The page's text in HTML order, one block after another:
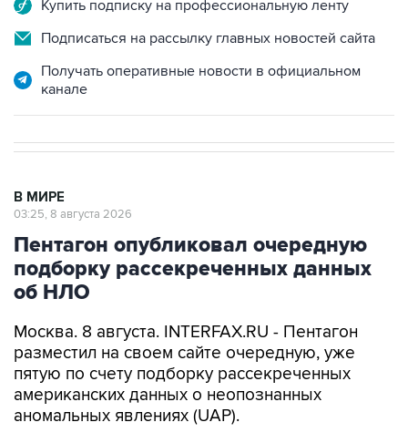
Купить подписку на профессиональную ленту
Подписаться на рассылку главных новостей сайта
Получать оперативные новости в официальном
канале
В МИРЕ
03:25, 8 августа 2026
Пентагон опубликовал очередную
подборку рассекреченных данных
об НЛО
Москва. 8 августа. INTERFAX.RU - Пентагон
разместил на своем сайте очередную, уже
пятую по счету подборку рассекреченных
американских данных о неопознанных
аномальных явлениях (UAP).